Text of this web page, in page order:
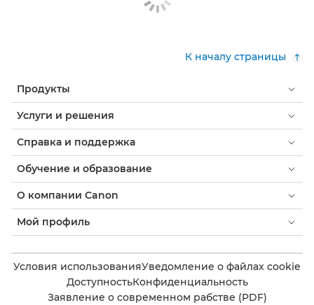
К началу страницы
Продукты
Услуги и решения
Справка и поддержка
Обучение и образование
О компании Canon
Мой профиль
Условия использованияУведомление о файлах cookie
ДоступностьКонфиденциальность
Заявление о современном рабстве (PDF)